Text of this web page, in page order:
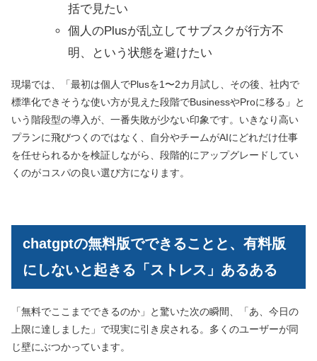
括で見たい
個人のPlusが乱立してサブスクが行方不
明、という状態を避けたい
現場では、「最初は個人でPlusを1〜2カ月試し、その後、社内で
標準化できそうな使い方が見えた段階でBusinessやProに移る」と
いう階段型の導入が、一番失敗が少ない印象です。いきなり高い
プランに飛びつくのではなく、自分やチームがAIにどれだけ仕事
を任せられるかを検証しながら、段階的にアップグレードしてい
くのがコスパの良い選び方になります。
chatgptの無料版でできることと、有料版
にしないと起きる「ストレス」あるある
「無料でここまでできるのか」と驚いた次の瞬間、「あ、今日の
上限に達しました」で現実に引き戻される。多くのユーザーが同
じ壁にぶつかっています。